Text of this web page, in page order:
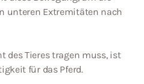
unteren Extremitäten nach
des Tieres tragen muss, ist
für das Pferd.